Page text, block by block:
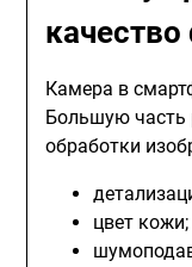
качество
Камера в
Большую часть
обработки
цвет кожи;